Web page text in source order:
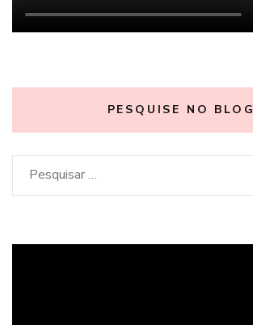
PESQUISE NO BLOG
Pesquisar
por: